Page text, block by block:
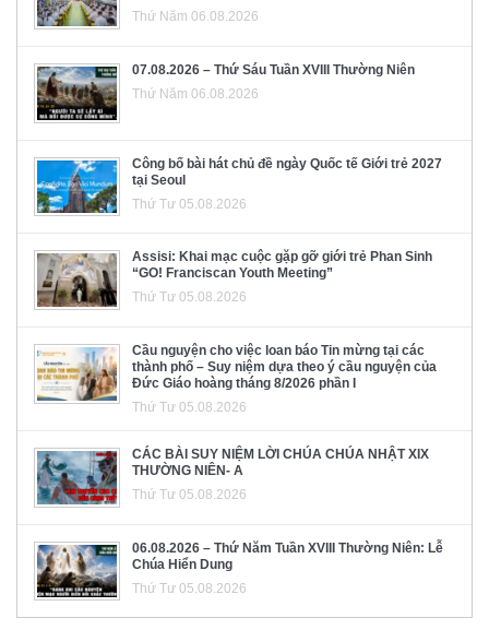
Thứ Năm 06.08.2026
07.08.2026 – Thứ Sáu Tuần XVIII Thường Niên
Thứ Năm 06.08.2026
Công bố bài hát chủ đề ngày Quốc tế Giới trẻ 2027
tại Seoul
Thứ Tư 05.08.2026
Assisi: Khai mạc cuộc gặp gỡ giới trẻ Phan Sinh
“GO! Franciscan Youth Meeting”
Thứ Tư 05.08.2026
Cầu nguyện cho việc loan báo Tin mừng tại các
thành phố – Suy niệm dựa theo ý cầu nguyện của
Đức Giáo hoàng tháng 8/2026 phần I
Thứ Tư 05.08.2026
CÁC BÀI SUY NIỆM LỜI CHÚA CHÚA NHẬT XIX
THƯỜNG NIÊN- A
Thứ Tư 05.08.2026
06.08.2026 – Thứ Năm Tuần XVIII Thường Niên: Lễ
Chúa Hiển Dung
Thứ Tư 05.08.2026